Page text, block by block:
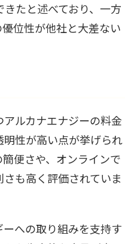
たと述べており、一方
位性が他社と大差ない
ルカナエナジーの料金
性が高い点が挙げられ
便さや、オンラインで
も高く評価されていま
への取り組みを支持す